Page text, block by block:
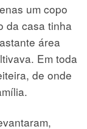
um copo
da casa tinha
área
Em toda
de onde